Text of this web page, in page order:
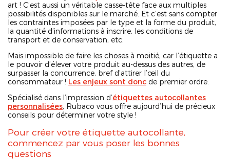
art ! C’est aussi un véritable casse-tête face aux multiples
possibilités disponibles sur le marché. Et c’est sans compter
les contraintes imposées par le type et la forme du produit,
la quantité d’informations à inscrire, les conditions de
transport et de conservation, etc.
Mais impossible de faire les choses à moitié, car l’étiquette a
le pouvoir d’élever votre produit au-dessus des autres, de
surpasser la concurrence, bref d’attirer l’œil du
consommateur ! Les enjeux sont donc de premier ordre.
Spécialisé dans l’impression d’étiquettes autocollantes
personnalisées, Rubaco vous offre aujourd’hui de précieux
conseils pour déterminer votre style !
Pour créer votre étiquette autocollante,
commencez par vous poser les bonnes
questions